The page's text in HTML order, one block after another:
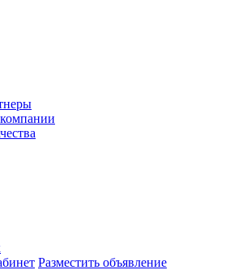
Разместить объявление